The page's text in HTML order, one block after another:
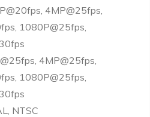
4MP@25fps,
1080P@25fps,
4MP@25fps,
1080P@25fps,
NTSC